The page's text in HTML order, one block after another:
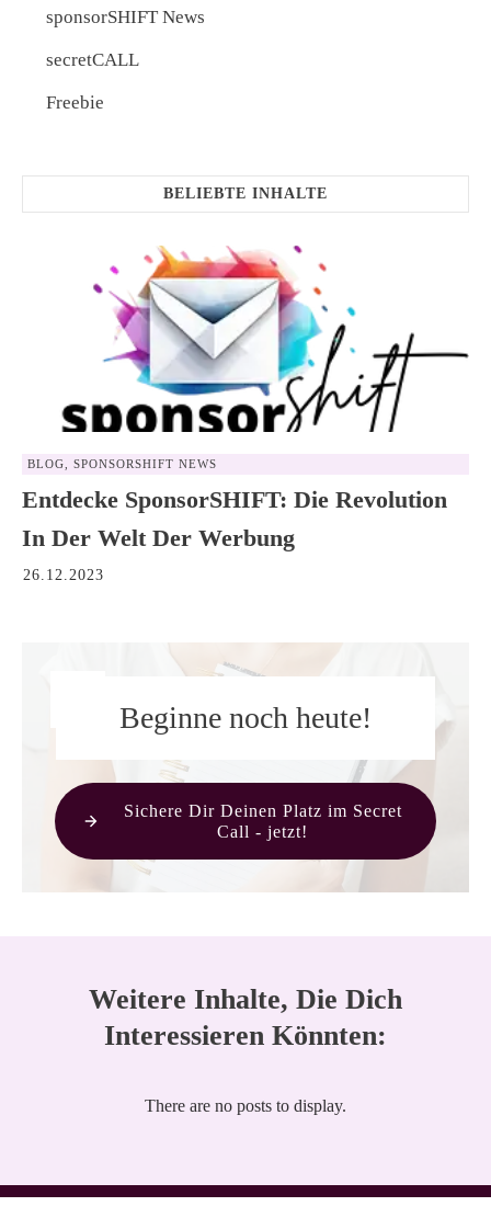
sponsorSHIFT News
secretCALL
Freebie
BELIEBTE INHALTE
BLOG SPONSORSHIFT NEWS
Entdecke SponsorSHIFT: Die Revolution
In Der Welt Der Werbung
26.12.2023
Beginne noch heute!
Sichere Dir Deinen Platz im Secret
Call - jetzt!
Weitere Inhalte, Die Dich
Interessieren Könnten: